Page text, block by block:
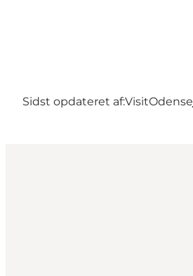
Sidst opdateret af:VisitOdense